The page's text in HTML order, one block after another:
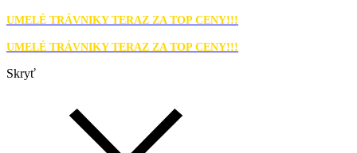
UMELÉ TRÁVNIKY TERAZ ZA TOP CENY!!!
UMELÉ TRÁVNIKY TERAZ ZA TOP CENY!!!
Skryť